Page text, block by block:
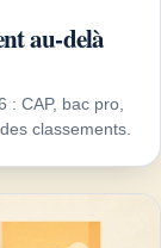
au-delà
: CAP, bac pro,
classements.